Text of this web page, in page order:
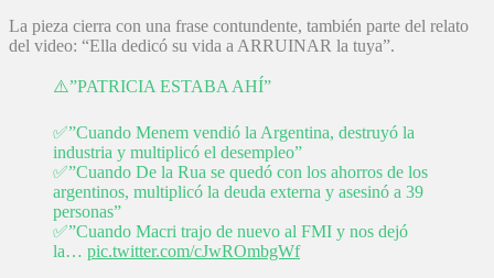
La pieza cierra con una frase contundente, también parte del relato
del video: “Ella dedicó su vida a ARRUINAR la tuya”.
⚠️”PATRICIA ESTABA AHÍ”
✅”Cuando Menem vendió la Argentina, destruyó la
industria y multiplicó el desempleo”
✅”Cuando De la Rua se quedó con los ahorros de los
argentinos, multiplicó la deuda externa y asesinó a 39
personas”
✅”Cuando Macri trajo de nuevo al FMI y nos dejó
la… pic.twitter.com/cJwROmbgWf